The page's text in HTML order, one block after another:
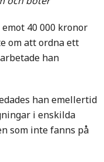
40 000 kronor
om att ordna ett
han
han emellertid
i enskilda
som inte fanns på